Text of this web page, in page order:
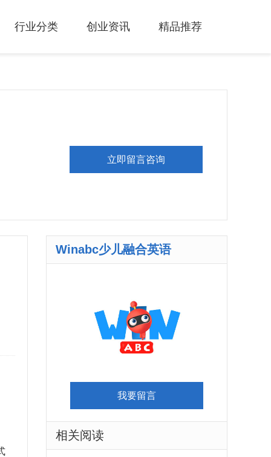
行业分类 创业资讯 精品推荐
立即留言咨询
Winabc少儿融合英语
我要留言
相关阅读